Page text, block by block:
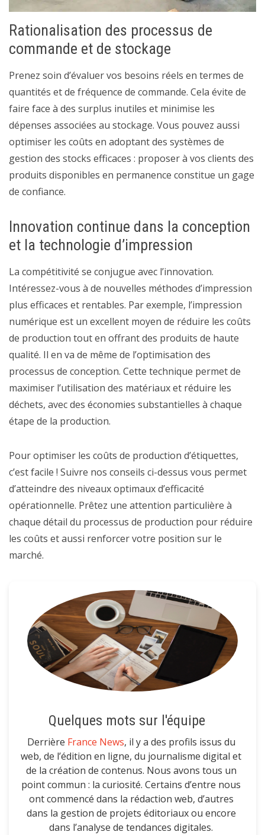
Rationalisation des processus de
commande et de stockage
Prenez soin d’évaluer vos besoins réels en termes de
quantités et de fréquence de commande. Cela évite de
faire face à des surplus inutiles et minimise les
dépenses associées au stockage. Vous pouvez aussi
optimiser les coûts en adoptant des systèmes de
gestion des stocks efficaces : proposer à vos clients des
produits disponibles en permanence constitue un gage
de confiance.
Innovation continue dans la conception
et la technologie d’impression
La compétitivité se conjugue avec l’innovation.
Intéressez-vous à de nouvelles méthodes d’impression
plus efficaces et rentables. Par exemple, l’impression
numérique est un excellent moyen de réduire les coûts
de production tout en offrant des produits de haute
qualité. Il en va de même de l’optimisation des
processus de conception. Cette technique permet de
maximiser l’utilisation des matériaux et réduire les
déchets, avec des économies substantielles à chaque
étape de la production.
Pour optimiser les coûts de production d’étiquettes,
c’est facile ! Suivre nos conseils ci-dessus vous permet
d’atteindre des niveaux optimaux d’efficacité
opérationnelle. Prêtez une attention particulière à
chaque détail du processus de production pour réduire
les coûts et aussi renforcer votre position sur le
marché.
Quelques mots sur l'équipe
Derrière France News, il y a des profils issus du
web, de l’édition en ligne, du journalisme digital et
de la création de contenus. Nous avons tous un
point commun : la curiosité. Certains d’entre nous
ont commencé dans la rédaction web, d’autres
dans la gestion de projets éditoriaux ou encore
dans l’analyse de tendances digitales.